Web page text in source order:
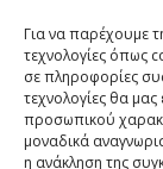
Για να παρέχουμε
τεχνολογίες όπως
σε πληροφορίες
τεχνολογίες θα
προσωπικού
μοναδικά
η ανάκληση της
NEWSLETTER
----------------------